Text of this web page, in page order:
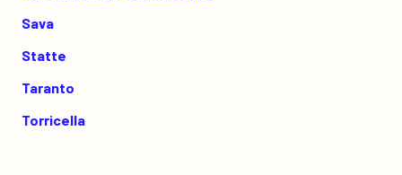
Sava
Statte
Taranto
Torricella